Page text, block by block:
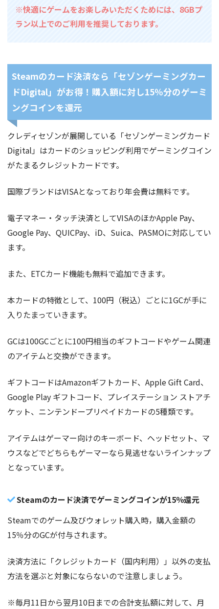
※快適にゲームをお楽しみいただくためには、8GBプ
ラン以上でのご利用を推奨しております。
Steamのカード決済なら「セゾンゲーミングカー
ドDigital」がお得！購入額に対し15％分のゲーミ
ングコインを還元
クレディセゾンが展開している「セゾンゲーミングカード
Digital」はカードのショッピング利用でゲーミングコイン
がたまるクレジットカードです。
国際ブランドはVISAとなっており年会費は無料です。
電子マネー・タッチ決済としてVISAのほかApple Pay、
Google Pay、QUICPay、iD、Suica、PASMOに対応してい
ます。
また、ETCカード機能も無料で追加できます。
本カードの特徴として、100円（税込）ごとに1GCが手に
入りたまっていきます。
GCは100GCごとに100円相当のギフトコードやゲーム関連
のアイテムと交換ができます。
ギフトコードはAmazonギフトカード、Apple Gift Card、
Google Play ギフトコード、プレイステーション ストアチ
ケット、ニンテンドープリペイドカードの5種類です。
アイテムはゲーマー向けのキーボード、ヘッドセット、マ
ウスなどでどちらもゲーマーなら見逃せないラインナップ
となっています。
Steamのカード決済でゲーミングコインが15％還元
Steamでのゲーム及びウォレット購入時，購入金額の
15％分のGCが付与されます。
決済方法に「クレジットカード（国内利用）」以外の支払
方法を選ぶと対象にならないので注意しましょう。
※毎月11日から翌月10日までの合計支払額に対して、月